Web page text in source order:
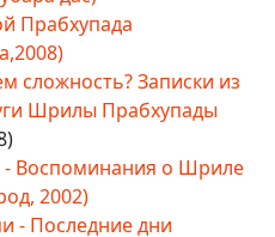
Прабхупада
сложность? Записки из
Шрилы Прабхупады
- Воспоминания о Шриле
2002)
- Последние дни